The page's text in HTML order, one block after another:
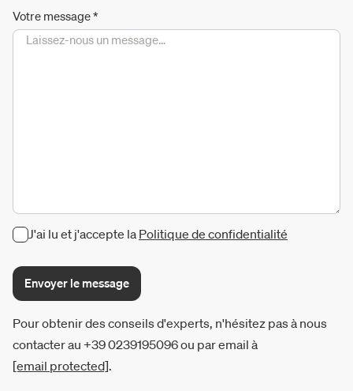
Votre message*
J'ai lu et j'accepte la Politique de confidentialité
Envoyer le message
Pour obtenir des conseils d'experts, n'hésitez pas à nous
contacter au +39 0239195096 ou par email à
[email protected].